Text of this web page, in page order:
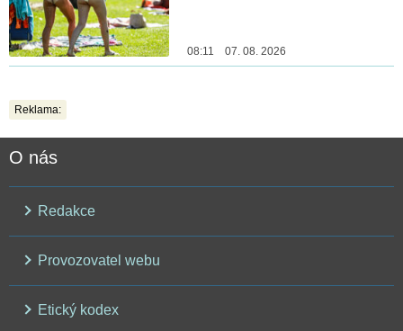
08:11 07. 08. 2026
Reklama:
O nás
Redakce
Provozovatel webu
Etický kodex